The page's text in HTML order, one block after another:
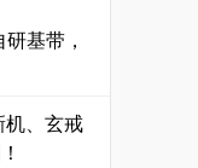
基带，
、玄戒